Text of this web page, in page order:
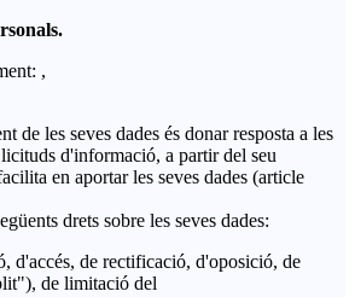
,
de les seves dades és donar resposta a les
d'informació, a partir del seu
en aportar les seves dades (article
drets sobre les seves dades:
d'accés, de rectificació, d'oposició, de
de limitació del